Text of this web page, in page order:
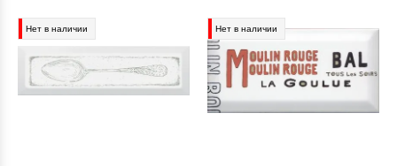
Нет в наличии Нет в наличии